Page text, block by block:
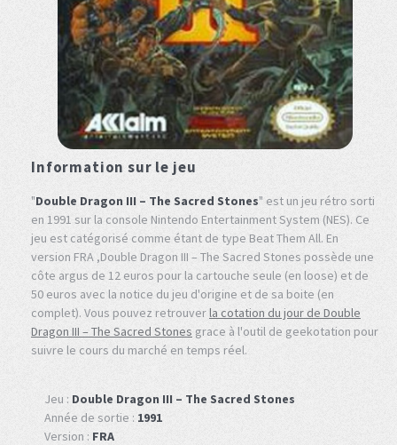
Information sur le jeu
"Double Dragon III – The Sacred Stones" est un jeu rétro sorti
en 1991 sur la console Nintendo Entertainment System (NES). Ce
jeu est catégorisé comme étant de type Beat Them All. En
version FRA ,Double Dragon III – The Sacred Stones possède une
côte argus de 12 euros pour la cartouche seule (en loose) et de
50 euros avec la notice du jeu d'origine et de sa boite (en
complet). Vous pouvez retrouverla cotation du jour de Double
Dragon III – The Sacred Stones grace à l'outil de geekotation pour
suivre le cours du marché en temps réel.
Jeu : Double Dragon III – The Sacred Stones
Année de sortie : 1991
Version : FRA